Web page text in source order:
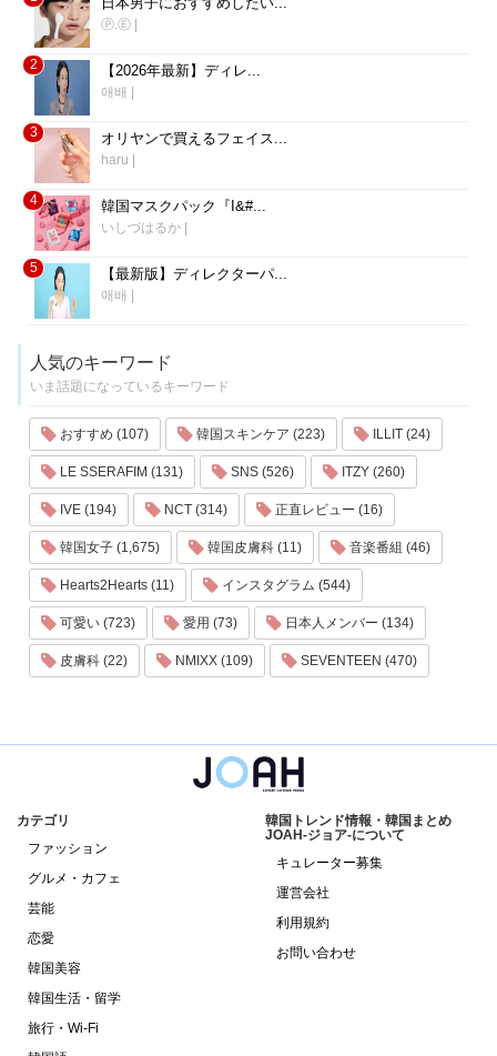
Ⓟ.Ⓔ |
2 【2026年最新】ディレ...
애배 |
3 オリヤンで買えるフェイス...
haru |
4 韓国マスクパック『I&#...
いしづはるか |
5 【最新版】ディレクターパ...
애배 |
人気のキーワード
いま話題になっているキーワード
おすすめ (107) 韓国スキンケア (223) ILLIT (24)
LE SSERAFIM (131) SNS (526) ITZY (260)
IVE (194) NCT (314) 正直レビュー (16)
韓国女子 (1,675) 韓国皮膚科 (11) 音楽番組 (46)
Hearts2Hearts (11) インスタグラム (544)
可愛い (723) 愛用 (73) 日本人メンバー (134)
皮膚科 (22) NMIXX (109) SEVENTEEN (470)
カテゴリ
ファッション
グルメ・カフェ
芸能
恋愛
韓国美容
韓国生活・留学
旅行・Wi-Fi
韓国トレンド情報・韓国まとめ
JOAH-ジョア-について
キュレーター募集
運営会社
利用規約
お問い合わせ